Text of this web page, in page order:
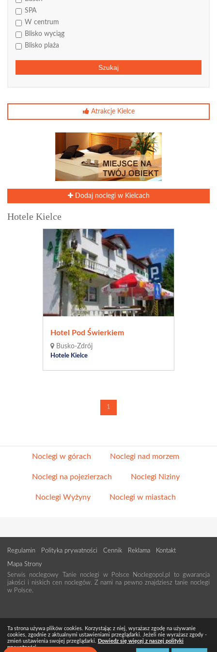
SPA
W centrum
Blisko wyciąg
Blisko plaża
Szukaj
Atrakcje Kielce
Dodaj noclegi w Kielcach
Hotele Kielce
Hotel Pod Świerkiem
Busko-Zdrój
Hotele Kielce
1
Noclegi w górach Noclegi nad morzem
Noclegi na pojezierzach Noclegi Niziny
Noclegi Wyżyny Noclegi w miastach
Regulamin Polityka prywatności Cennik Reklama Kontakt
Mapa Strony
Serwis noclegowy Tanie noclegi w Polsce Noclegopol.pl to gwarancja
jakości i niskich cen noclegów. Z nami na pewno znajdziesz tanie noclegi
w Polsce.
Ta strona używa plików cookies. Korzystając z niej, wyrażasz zgodę na używanie
cookies, zgodnie z aktualnymi ustawieniami przeglądarki. Jeżeli nie wyrażasz zgody -
zmień ustawienia swojej przeglądarki.
Dowiedz się więcej z naszej polityki
prywatności.